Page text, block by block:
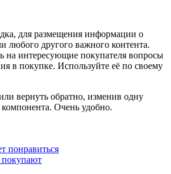
для размещения информации о
любого другого важного контента.
на интересующие покупателя вопросы
в покупке. Используйте её по своему
вернуть обратно, изменив одну
компонента. Очень удобно.
понравиться